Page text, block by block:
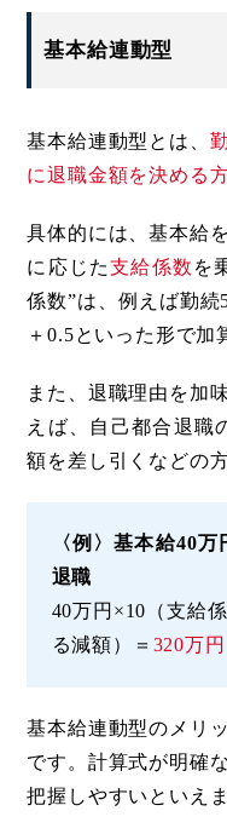
基本給連動型
基本給連動型とは、
に退職金額を決める
具体的には、基本給
に応じた支給係数 を
係数”は、例えば勤続
＋0.5といった形で加
また、退職理由を加
えば、自己都合退職
額を差し引くなどの
〈例〉基本給40
退職
40万円×10（支給
る減額）＝ 320万円
基本給連動型のメリッ
です。計算式が明確
把握しやすいといえま